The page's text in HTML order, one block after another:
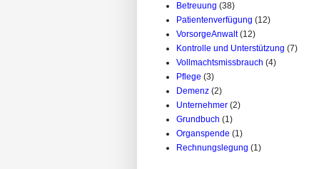
Betreuung (38)
Patientenverfügung (12)
VorsorgeAnwalt (12)
Kontrolle und Unterstützung (7)
Vollmachtsmissbrauch (4)
Pflege (3)
Demenz (2)
Unternehmer (2)
Grundbuch (1)
Organspende (1)
Rechnungslegung (1)